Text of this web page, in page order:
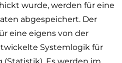
wurde, werden für eine
abgespeichert. Der
eine eigens von der
Systemlogik für